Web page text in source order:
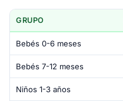
GRUPO
Bebés 0-6 meses
Bebés 7-12 meses
Niños 1-3 años